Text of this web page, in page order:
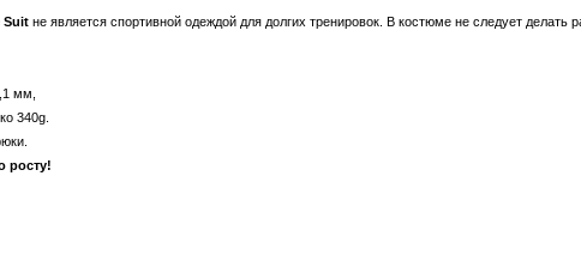
Suit не является спортивной одеждой для долгих тренировок. В костюме не следует
мм,
340g.
росту!